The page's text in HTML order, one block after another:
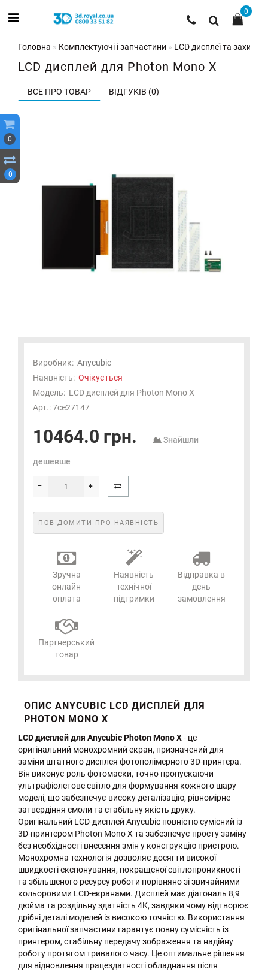
0
0
0
Головна Комплектуючі і запчастини LCD дисплеї та захисні
LCD дисплей для Photon Mono X
ВСЕ ПРО ТОВАР ВІДГУКІВ (0)
Виробник: Anycubic
Наявність: Очікується
Модель: LCD дисплей для Photon Mono X
Арт.: 7ce27147
10464.0 грн. Знайшли
дешевше
ПОВІДОМИТИ ПРО НАЯВНІСТЬ
Зручна
онлайн
оплата
Наявність
технічної
підтримки
Відправка в
день
замовлення
Партнерський
товар
ОПИС ANYCUBIC LCD ДИСПЛЕЙ ДЛЯ
PHOTON MONO X
LCD дисплей для Anycubic Photon Mono X- це
оригінальний монохромний екран, призначений для
заміни штатного дисплея фотополімерного 3D-принтера.
Він виконує роль фотомаски, точно пропускаючи
ультрафіолетове світло для формування кожного шару
моделі, що забезпечує високу деталізацію, рівномірне
затвердіння смоли та стабільну якість друку.
Оригінальний LCD-дисплей Anycubic повністю сумісний із
3D-принтером Photon Mono X та забезпечує просту заміну
без необхідності внесення змін у конструкцію пристрою.
Монохромна технологія дозволяє досягти високої
швидкості експонування, покращеної світлопроникності
та збільшеного ресурсу роботи порівняно зі звичайними
кольоровими LCD-екранами. Дисплей має діагональ 8,9
дюйма та роздільну здатність 4K, завдяки чому відтворює
дрібні деталі моделей із високою точністю. Використання
оригінальної запчастини гарантує повну сумісність із
принтером, стабільну передачу зображення та надійну
роботу протягом тривалого часу. Це оптимальне рішення
для відновлення працездатності обладнання після